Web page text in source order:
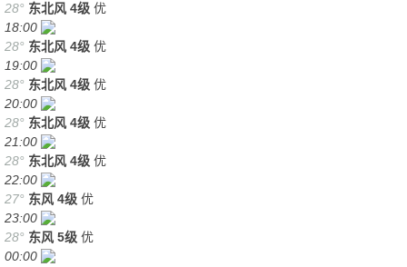
28° 东北风 4级 优
18:00
28° 东北风 4级 优
19:00
28° 东北风 4级 优
20:00
28° 东北风 4级 优
21:00
28° 东北风 4级 优
22:00
27° 东风 4级 优
23:00
28° 东风 5级 优
00:00